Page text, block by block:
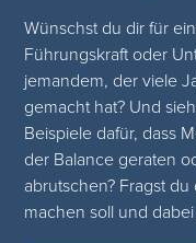
Wünschst du dir für
Führungskraft oder
jemandem, der viele
gemacht hat? Und
Beispiele dafür, dass
der Balance geraten
abrutschen? Fragst
machen soll und